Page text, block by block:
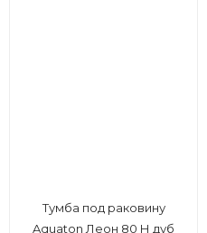
Тумба под раковину
Aquaton Леон 80 Н дуб